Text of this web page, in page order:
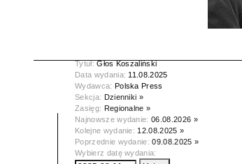
Tytuł:Głos Koszaliński
Data wydania: 11.08.2025
Wydawca: Polska Press
Sekcja: Dzienniki »
Zasięg: Regionalne »
Najnowsze wydanie:06.08.2026 »
Kolejne wydanie: 12.08.2025 »
Poprzednie wydanie:09.08.2025 »
Wybierz datę wydania: